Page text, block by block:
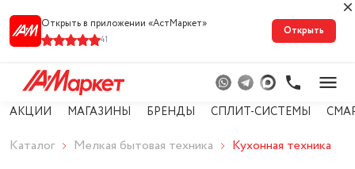
Открыть в приложении «АстМарке‪т‬»
41
Открыть
АКЦИИ МАГАЗИНЫ БРЕНДЫ СПЛИТ-СИСТЕМЫ
Каталог Мелкая бытовая техника Кухонная техника